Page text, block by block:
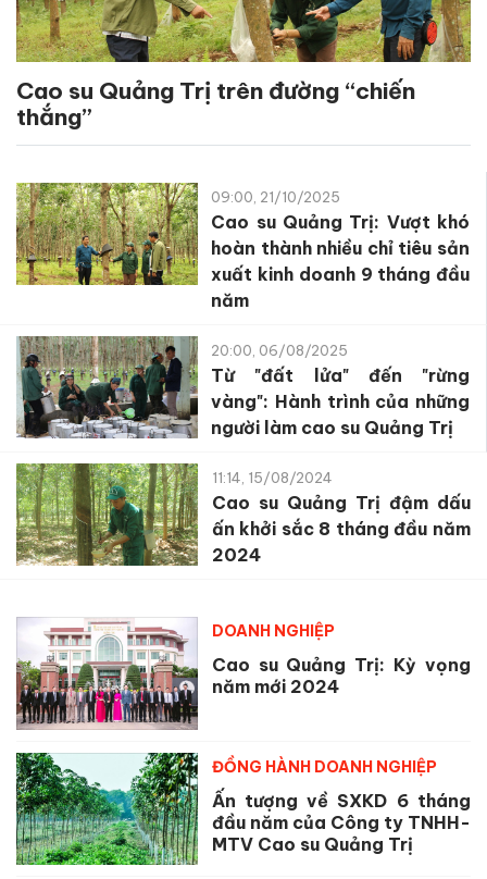
Cao su Quảng Trị trên đường “chiến
thắng”
09:00, 21/10/2025
Cao su Quảng Trị: Vượt khó
hoàn thành nhiều chỉ tiêu sản
xuất kinh doanh 9 tháng đầu
năm
20:00, 06/08/2025
Từ "đất lửa" đến "rừng
vàng": Hành trình của những
người làm cao su Quảng Trị
11:14, 15/08/2024
Cao su Quảng Trị đậm dấu
ấn khởi sắc 8 tháng đầu năm
2024
DOANH NGHIỆP
Cao su Quảng Trị: Kỳ vọng
năm mới 2024
ĐỒNG HÀNH DOANH NGHIỆP
Ấn tượng về SXKD 6 tháng
đầu năm của Công ty TNHH-
MTV Cao su Quảng Trị